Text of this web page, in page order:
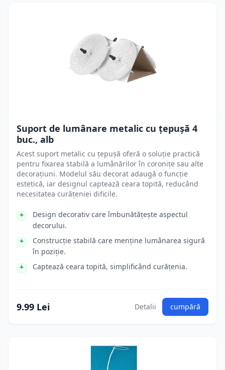
Suport de lumânare metalic cu țepușă 4
buc., alb
Acest suport metalic cu țepușă oferă o soluție practică
pentru fixarea stabilă a lumânărilor în coronițe sau alte
decorațiuni. Modelul său decorat adaugă o funcție
estetică, iar designul captează ceara topită, reducând
necesitatea curățeniei dificile.
Design decorativ care îmbunătățește aspectul
decorului.
Construcție stabilă care menține lumânarea sigură
în poziție.
Captează ceara topită, simplificând curățenia.
9.99 Lei Detalii cumpără